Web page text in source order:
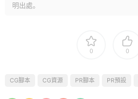
明出處。
0 0
CG腳本 CG資源 PR腳本 PR預設